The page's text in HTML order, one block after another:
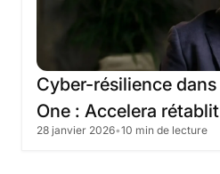
Cyber-résilience dans
One : Accelera rétablit
en 4 heures
28 janvier 2026•10 min de lecture